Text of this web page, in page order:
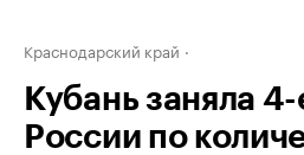
Краснодарский край
Кубань заняла
России по